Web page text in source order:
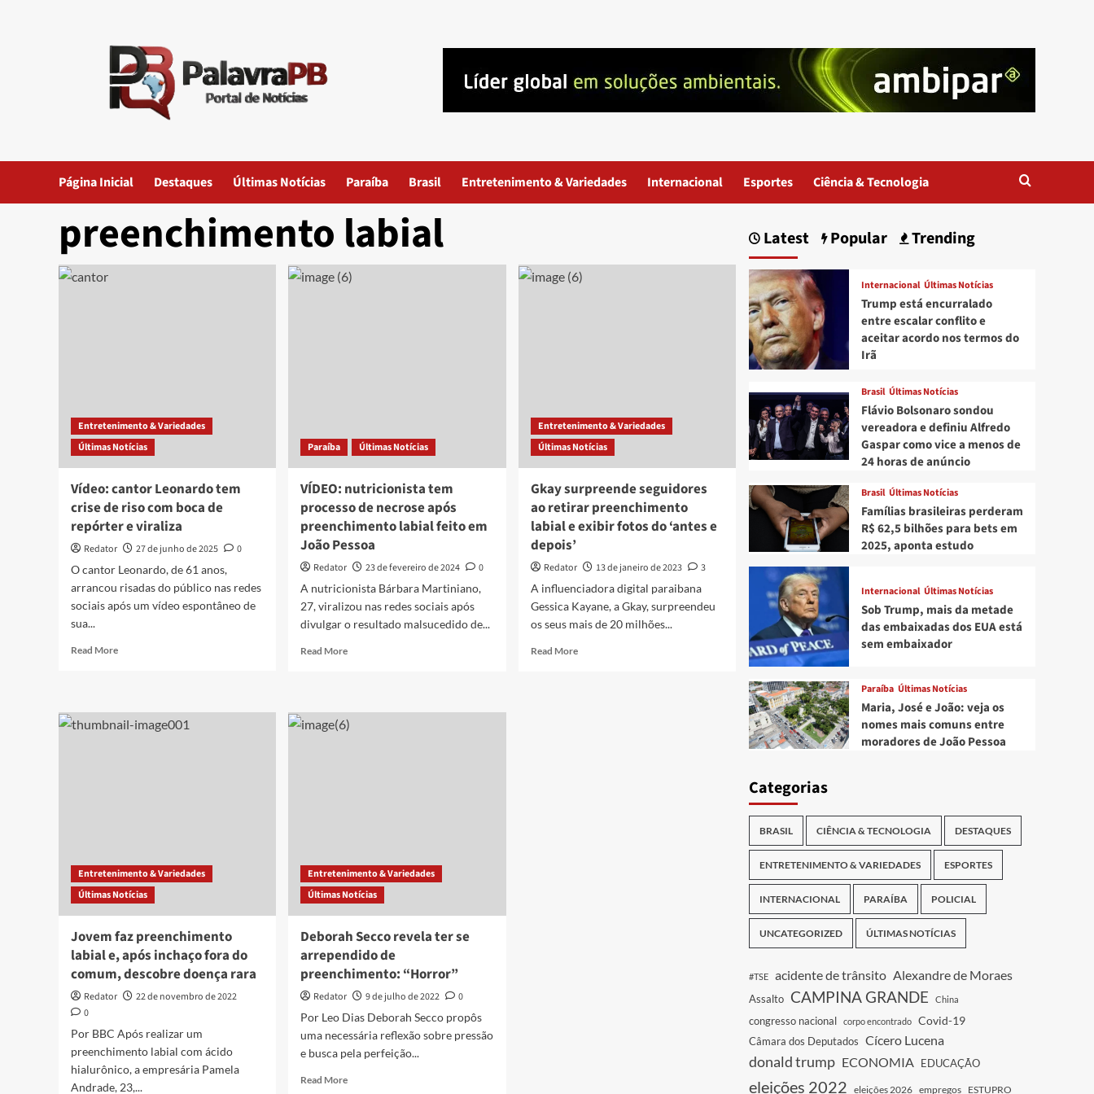
Página Inicial Destaques Últimas Notícias Paraíba Brasil Entretenimento & Variedades Internacional Esportes Ciência & Tecnologia
preenchimento labial
Entretenimento & Variedades
Últimas Notícias
Vídeo: cantor Leonardo tem
crise de riso com boca de
repórter e viraliza
Redator 27 de junho de 2025
0
O cantor Leonardo, de 61 anos,
arrancou risadas do público nas redes
sociais após um vídeo espontâneo de
sua...
Read MoreRead
Leonardo
e
viraliza
Paraíba Últimas Notícias
VÍDEO: nutricionista tem
processo de necrose após
preenchimento labial feito em
João Pessoa
Redator 23 de fevereiro de 2024
0
A nutricionista Bárbara Martiniano,
27, viralizou nas redes sociais após
divulgar o resultado malsucedido de...
Read MoreRead
nutricionista
tem
João
Pessoa
Entretenimento & Variedades
Últimas Notícias
Gkay surpreende seguidores
ao retirar preenchimento
labial e exibir fotos do ‘antes e
depois’
Redator 13 de janeiro de 2023
3
A influenciadora digital paraibana
Gessica Kayane, a Gkay, surpreendeu
os seus mais de 20 milhões...
Read MoreRead
Entretenimento & Variedades
Últimas Notícias
Jovem faz preenchimento
labial e, após inchaço fora do
comum, descobre doença rara
Redator
22 de novembro de 2022
0
Por BBC Após realizar um
preenchimento labial com ácido
hialurônico, a empresária Pamela
Andrade, 23,...
Entretenimento & Variedades
Últimas Notícias
Deborah Secco revela ter se
arrependido de
preenchimento: “Horror”
Redator 9 de julho de 2022
0
Por Leo Dias Deborah Secco propôs
uma necessária reflexão sobre pressão
e busca pela perfeição...
Read MoreRead
Latest Popular Trending
Internacional Últimas Notícias
Trump está encurralado
entre escalar conflito e
aceitar acordo nos termos do
Irã
Brasil Últimas Notícias
Flávio Bolsonaro sondou
vereadora e definiu Alfredo
Gaspar como vice a menos de
24 horas de anúncio
Brasil Últimas Notícias
Famílias brasileiras perderam
R$ 62,5 bilhões para bets em
2025, aponta estudo
Internacional Últimas Notícias
Sob Trump, mais da metade
das embaixadas dos EUA está
sem embaixador
Paraíba Últimas Notícias
Maria, José e João: veja os
nomes mais comuns entre
moradores de João Pessoa
Categorias
BRASIL CIÊNCIA & TECNOLOGIA DESTAQUES
ENTRETENIMENTO & VARIEDADES ESPORTES
INTERNACIONAL PARAÍBA POLICIAL
UNCATEGORIZED ÚLTIMAS NOTÍCIAS
#TSE acidente de trânsito Alexandre de Moraes
Assalto CAMPINA GRANDE China
congresso nacional corpo encontrado Covid-19
Câmara dos Deputados Cícero Lucena
donald trump ECONOMIA EDUCAÇÃO
eleições 2022 eleições 2026 empregos ESTUPRO